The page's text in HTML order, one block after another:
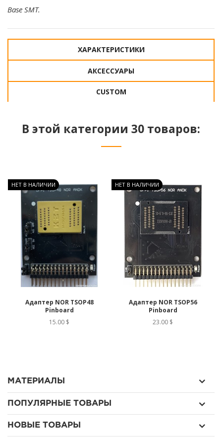
Base SMT.
ХАРАКТЕРИСТИКИ
АКСЕССУАРЫ
CUSTOM
В этой категории 30 товаров:
НЕТ В НАЛИЧИИ
Адаптер NOR TSOP48
Pinboard
15.00 $
НЕТ В НАЛИЧИИ
Адаптер NOR TSOP56
Pinboard
23.00 $
МАТЕРИАЛЫ
ПОПУЛЯРНЫЕ ТОВАРЫ
НОВЫЕ ТОВАРЫ